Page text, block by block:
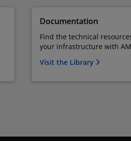
Documentation
Find the technical
your infrastructure with
Visit the Library